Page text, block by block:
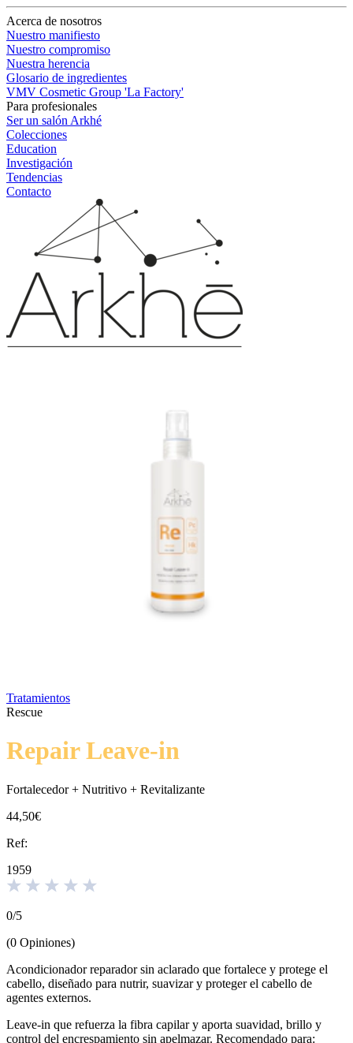
Acerca de nosotros
Nuestro manifiesto
Nuestro compromiso
Nuestra herencia
Glosario de ingredientes
VMV Cosmetic Group 'La Factory'
Para profesionales
Ser un salón Arkhé
Colecciones
Education
Investigación
Tendencias
Contacto
Tratamientos
Rescue
Repair Leave-in
Fortalecedor + Nutritivo + Revitalizante
44,50€
Ref:
1959
0/5
(0 Opiniones)
Acondicionador reparador sin aclarado que fortalece y protege el
cabello, diseñado para nutrir, suavizar y proteger el cabello de
agentes externos.
Leave-in que refuerza la fibra capilar y aporta suavidad, brillo y
control del encrespamiento sin apelmazar. Recomendado para: